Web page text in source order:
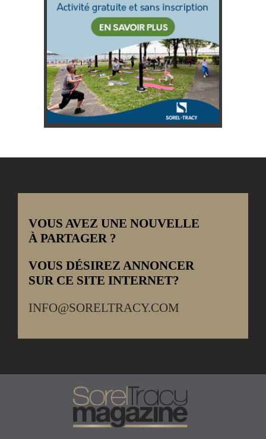
VOUS AVEZ UNE NOUVELLE
À PARTAGER ?
VOUS DÉSIREZ ANNONCER
SUR CE SITE INTERNET?
INFO@SORELTRACY.COM